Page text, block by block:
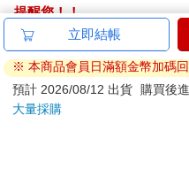
「妳打過棒球？」
小金那頭深褐色長髮輕飄飄地
「沒、有！」
隨著這聲吆喝，她俐落揮棒，
提醒您！！
金石堂及銀行均不會請您操
ATM提款機，請不要聽從指
退換貨須知：
**提醒您，鑑賞期不等於試用
立即結帳
※ 本商品會員日滿額金幣加碼
預計 2026/08/12 出貨
購買後
大量採購